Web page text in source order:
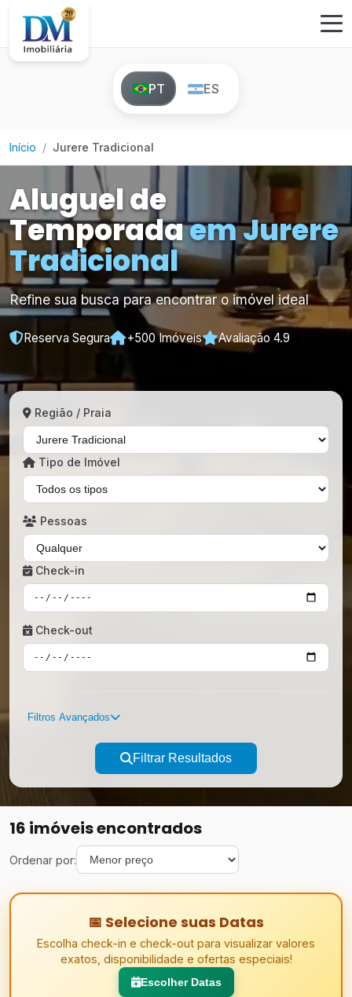
PT ES
Início Jurere Tradicional
Aluguel de
Temporadaem Jurere
Tradicional
Refine sua busca para encontrar o imóvel ideal
Reserva Segura +500 Imóveis Avaliação 4.9
Região / Praia
Tipo de Imóvel
Pessoas
Check-in
Check-out
Filtros Avançados
Filtrar Resultados
16 imóveis encontrados
Ordenar por:
📅 Selecione suas Datas
Escolha check-in e check-out para visualizar valores
exatos, disponibilidade e ofertas especiais!
Escolher Datas